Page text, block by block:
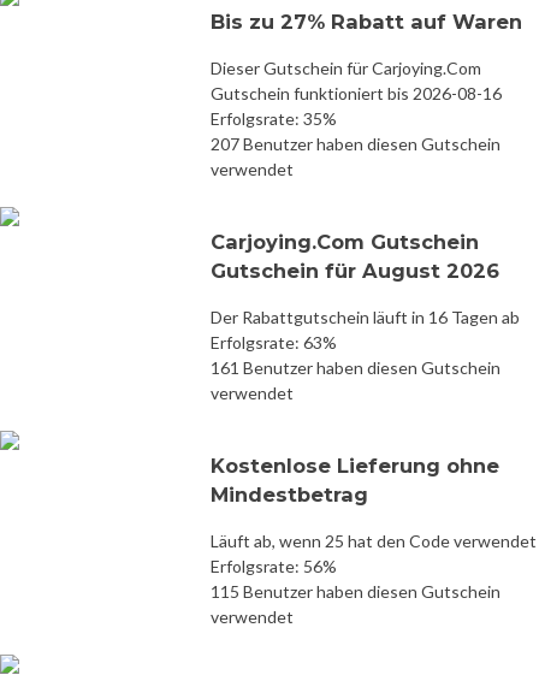
Bis zu 27% Rabatt auf Waren
Dieser Gutschein für Carjoying.Com
Gutschein funktioniert bis 2026-08-16
Erfolgsrate: 35%
207 Benutzer haben diesen Gutschein
verwendet
Carjoying.Com Gutschein
Gutschein für August 2026
Der Rabattgutschein läuft in 16 Tagen ab
Erfolgsrate: 63%
161 Benutzer haben diesen Gutschein
verwendet
Kostenlose Lieferung ohne
Mindestbetrag
Läuft ab, wenn 25 hat den Code verwendet
Erfolgsrate: 56%
115 Benutzer haben diesen Gutschein
verwendet